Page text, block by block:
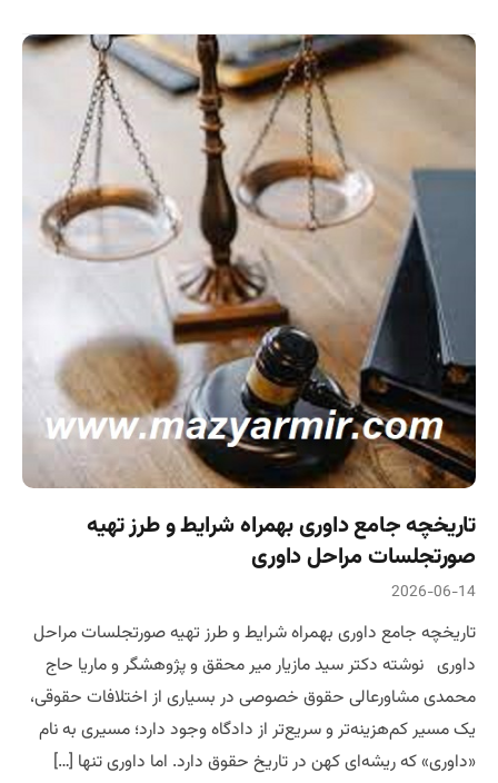
تاریخچه جامع داوری بهمراه شرایط و طرز تهیه
صورتجلسات مراحل داوری
2026-06-14
تاریخچه جامع داوری بهمراه شرایط و طرز تهیه صورتجلسات مراحل
داوری نوشته دکتر سید مازیار میر محقق و پژوهشگر و ماریا حاج
محمدی مشاورعالی حقوق خصوصی در بسیاری از اختلافات حقوقی،
یک مسیر کم‌هزینه‌تر و سریع‌تر از دادگاه وجود دارد؛ مسیری به نام
«داوری» که ریشه‌ای کهن در تاریخ حقوق دارد. اما داوری تنها […]